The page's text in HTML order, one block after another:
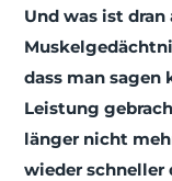
Und was ist
dass man sagen
Leistung
länger nicht
wieder schneller